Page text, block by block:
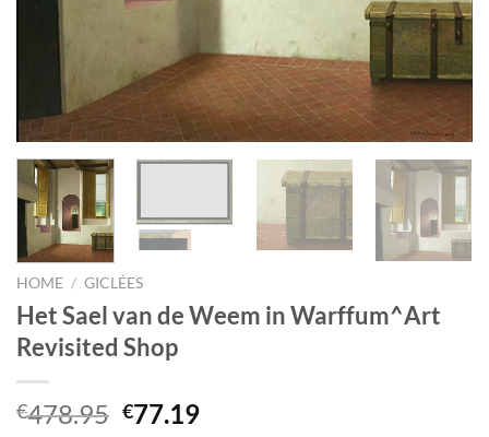
HOME / GICLÉES
Het Sael van de Weem in Warffum^Art
Revisited Shop
€478.95 Oorspronkelijke
€77.19Huidige